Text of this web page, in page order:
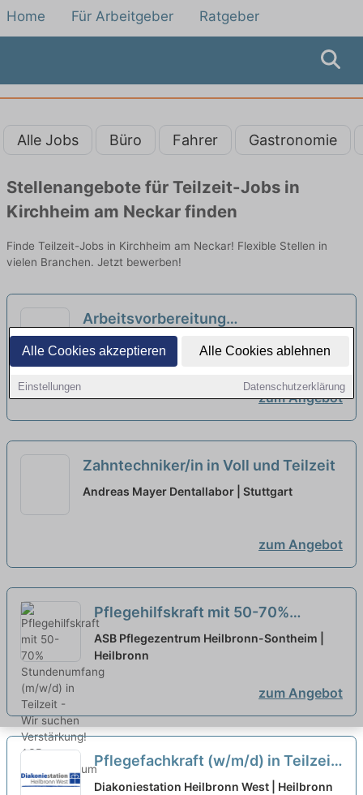
Alle Cookies akzeptieren Alle Cookies ablehnen
Einstellungen Datenschutzerklärung
Home Für Arbeitgeber Ratgeber
Alle Jobs Büro Fahrer Gastronomie
Stellenangebote für Teilzeit-Jobs in
Kirchheim am Neckar finden
Finde Teilzeit-Jobs in Kirchheim am Neckar! Flexible Stellen in
vielen Branchen. Jetzt bewerben!
Arbeitsvorbereitung
Zahntechnische Labor Dentallabor
Voll/und Teilzeit
Andreas Mayer Dentallabor | Stuttgart
zum Angebot
Zahntechniker/in in Voll und Teilzeit
Andreas Mayer Dentallabor | Stuttgart
zum Angebot
Pflegehilfskraft mit 50-70%
Stundenumfang (m/w/d) in Teilzeit
- Wir suchen Verstärkung!
ASB Pflegezentrum Heilbronn-Sontheim |
Heilbronn
zum Angebot
Pflegefachkraft (w/m/d) in Teilzeit
(75%) - Hier bist Du richtig! neu
Diakoniestation Heilbronn West | Heilbronn